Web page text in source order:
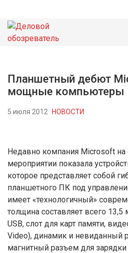
НОВОСТИ
Планшетный дебют
мощные компьютеры
5 июля 2012 НОВОСТИ
Недавно компания Microsoft
мероприятии показала
которое представляет собой
планшетного ПК под
имеет «технологичный»
толщина составляет всего 13,5
USB, слот для карт памяти,
Video), динамик и невиданный
магнитный разъем для